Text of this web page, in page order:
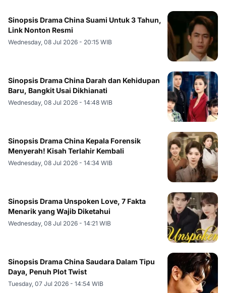
Sinopsis Drama China Suami Untuk 3 Tahun,
Link Nonton Resmi
Wednesday, 08 Jul 2026 - 20:15 WIB
Sinopsis Drama China Darah dan Kehidupan
Baru, Bangkit Usai Dikhianati
Wednesday, 08 Jul 2026 - 14:48 WIB
Sinopsis Drama China Kepala Forensik
Menyerah! Kisah Terlahir Kembali
Wednesday, 08 Jul 2026 - 14:34 WIB
Sinopsis Drama Unspoken Love, 7 Fakta
Menarik yang Wajib Diketahui
Wednesday, 08 Jul 2026 - 14:21 WIB
Sinopsis Drama China Saudara Dalam Tipu
Daya, Penuh Plot Twist
Tuesday, 07 Jul 2026 - 14:54 WIB